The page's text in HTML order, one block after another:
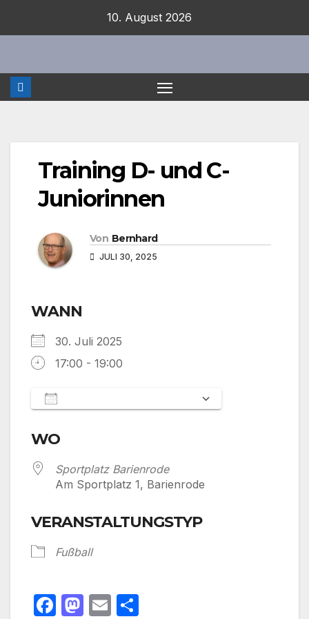
10. August 2026
Training D- und C-
Juniorinnen
Von Bernhard
JULI 30, 2025
WANN
30. Juli 2025
17:00 - 19:00
WO
Sportplatz Barienrode
Am Sportplatz 1, Barienrode
VERANSTALTUNGSTYP
Fußball
F
M E